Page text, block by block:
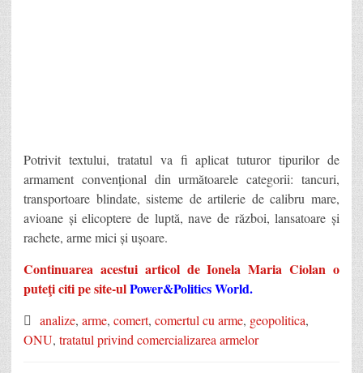
Potrivit textului, tratatul va fi aplicat tuturor tipurilor de
armament convențional din următoarele categorii: tancuri,
transportoare blindate, sisteme de artilerie de calibru mare,
avioane și elicoptere de luptă, nave de război, lansatoare și
rachete, arme mici și ușoare.
Continuarea acestui articol de Ionela Maria Ciolan o
puteţi citi pe site-ulPower&Politics World.
analize, arme, comert, comertul cu arme, geopolitica,
ONU, tratatul privind comercializarea armelor